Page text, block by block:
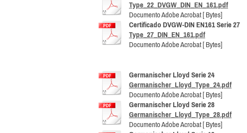
Type_22_DVGW_DIN_EN_161.pdf
Documento Adobe Acrobat [ Bytes]
Certificado DVGW-DIN EN161 Serie 27
Type_27_DIN_EN_161.pdf
Documento Adobe Acrobat [ Bytes]
Germanischer Lloyd Serie 24
Germanischer_Lloyd_Type_24.pdf
Documento Adobe Acrobat [ Bytes]
Germanischer Lloyd Serie 28
Germanischer_Lloyd_Type_28.pdf
Documento Adobe Acrobat [ Bytes]